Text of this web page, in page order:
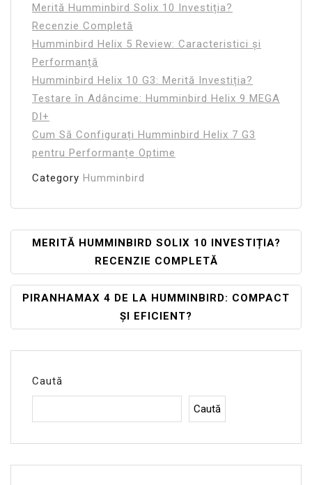
Merită Humminbird Solix 10 Investiția?
Recenzie Completă
Humminbird Helix 5 Review: Caracteristici și
Performanță
Humminbird Helix 10 G3: Merită Investiția?
Testare în Adâncime: Humminbird Helix 9 MEGA
DI+
Cum Să Configurați Humminbird Helix 7 G3
pentru Performanțe Optime
Category Humminbird
Navigare
În
Articole
MERITĂ HUMMINBIRD SOLIX 10 INVESTIȚIA?
RECENZIE COMPLETĂ
PIRANHAMAX 4 DE LA HUMMINBIRD: COMPACT
ȘI EFICIENT?
Caută
Caută